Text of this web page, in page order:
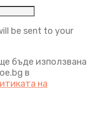
be sent to your
бъде използвана
в
на